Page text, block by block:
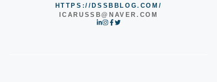
HTTPS://DSSBBLOG.COM/
ICARUSSB@NAVER.COM